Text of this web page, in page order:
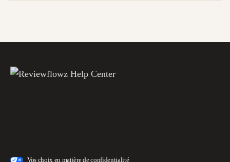
Vos choix en matière de confidentialité